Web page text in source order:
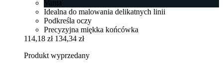
Vanta
Idealna do malowania delikatnych linii
Podkreśla oczy
Precyzyjna miękka końcówka
114,18 zł 134,34 zł
Produkt wyprzedany